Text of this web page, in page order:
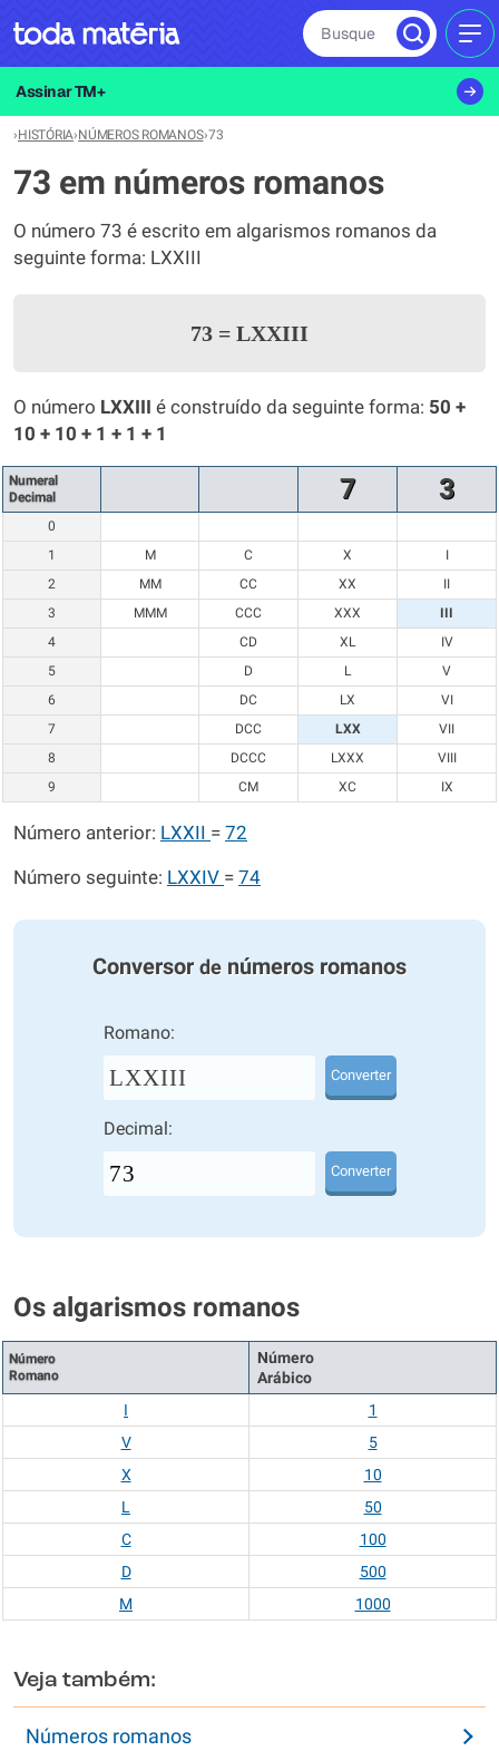
Busque
Assinar TM+
›HISTÓRIA›NÚMEROS ROMANOS›73
73 em números romanos
O número 73 é escrito em algarismos romanos da
seguinte forma: LXXIII
73 = LXXIII
O número LXXIII é construído da seguinte forma: 50 +
10 + 10 + 1 + 1 + 1
Numeral
Decimal
7 3
0
1
M C X
I
2
MM CC XX
II
3
MMM CCC XXX
III
4
CD XL
IV
5
D L
V
6
DC LX
VI
7
DCC LXX
VII
8
DCCC LXXX
VIII
9
CM XC IX
Número anterior: LXXII = 72
Número seguinte: LXXIV = 74
Conversor de números romanos
Romano:
LXXIII Converter
Decimal:
Converter
Os algarismos romanos
Número
Romano
Número
Arábico
I
1
V
5
X
10
L
50
C
100
D
500
M
1000
Veja também:
Números romanos